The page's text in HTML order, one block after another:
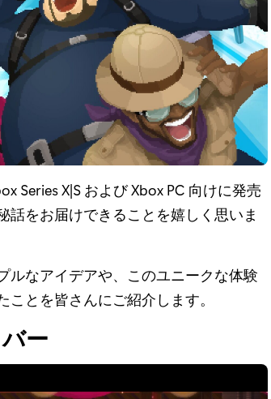
Series X|S および Xbox PC 向けに発売
話をお届けできることを嬉しく思いま
ルなアイデアや、このユニークな体験
とを皆さんにご紹介します。
ー